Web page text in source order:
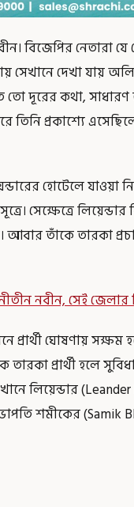
বিজেপির নেতারা
সেখানে দেখা যায়
তো দূরের কথা,
তিনি প্রকাশ্যে
হোটেলে যাওয়া
সেক্ষেত্রে লিয়েন্ডার
আবার তাঁকে তারকা
নবীন, সেই
ঘোষণায় সক্ষম
প্রার্থী হলে
লিয়েন্ডার (Leander
শমীকের (Samik